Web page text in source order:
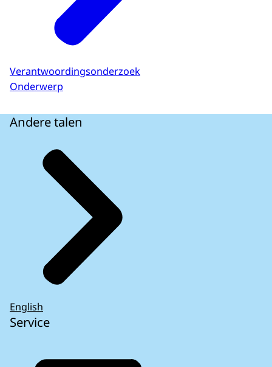
Verantwoordingsonderzoek
Onderwerp
Andere talen
English
Service